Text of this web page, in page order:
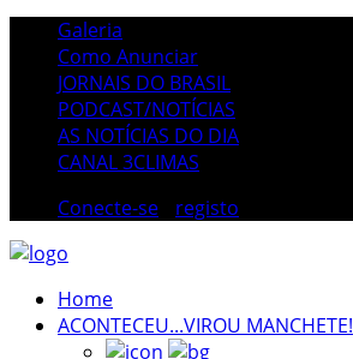
Galeria
Como Anunciar
JORNAIS DO BRASIL
PODCAST/NOTÍCIAS
AS NOTÍCIAS DO DIA
CANAL 3CLIMAS
Conecte-se
registo
Home
ACONTECEU...VIROU MANCHETE!